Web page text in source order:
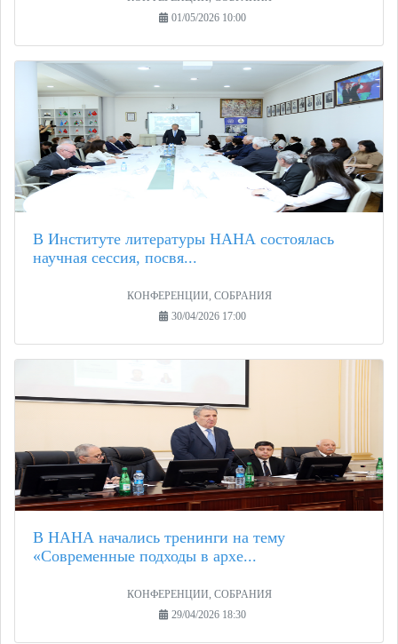
01/05/2026 10:00
В Институте литературы НАНА состоялась
научная сессия, посвя...
КОНФЕРЕНЦИИ, СОБРАНИЯ
30/04/2026 17:00
В НАНА начались тренинги на тему
«Современные подходы в архе...
КОНФЕРЕНЦИИ, СОБРАНИЯ
29/04/2026 18:30